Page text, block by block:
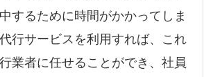
するために時間がかかってしま
行サービスを利用すれば、これ
業者に任せることができ、社員